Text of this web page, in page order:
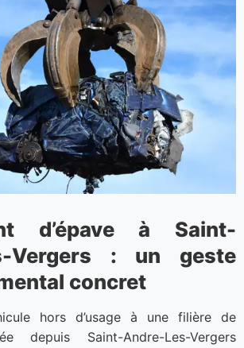
d’épave à Saint-
Vergers : un geste
concret
hors d’usage à une filière de
depuis Saint-Andre-Les-Vergers